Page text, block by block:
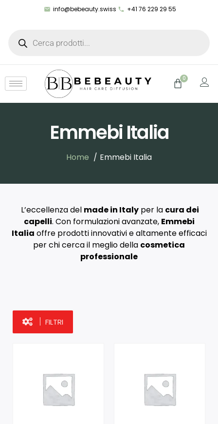
info@bebeauty.swiss +41 76 229 29 55
0
Emmebi Italia
Home Emmebi Italia
L’eccellenza del made in Italy per la cura dei
capelli. Con formulazioni avanzate, Emmebi
Italia offre prodotti innovativi e altamente efficaci
per chi cerca il meglio della cosmetica
professionale
FILTRI